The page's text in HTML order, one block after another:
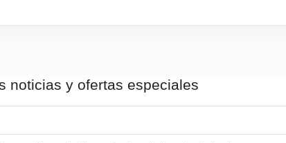
noticias y ofertas especiales